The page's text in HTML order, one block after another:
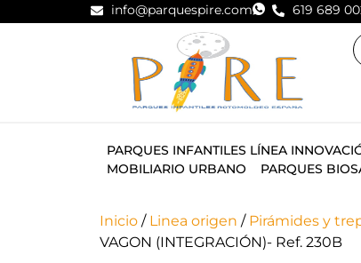
info@parquespire.com 619 689
PARQUES INFANTILES LÍNEA
MOBILIARIO URBANO
PARQUES
Inicio / Linea origen / Pirámides y
VAGON (INTEGRACIÓN)- Ref. 230B